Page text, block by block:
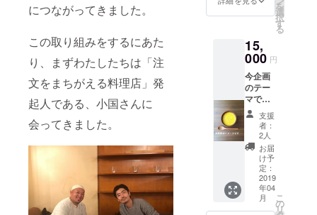
につながってきました。
この取り組みをするにあた
り、まずわたしたちは「注
文をまちがえる料理店」発
起人である、小国さんに
会ってきました。
が、貰
えるオ
ルTシャ
ツとピ
ンバッ
ジをお
送りい
たしま
す。
を
選
択
す
る
15,
000 円
今企画
のテー
マであ
る規格
外品を
無駄な
く使う
仕組み
に合わ
せて、
４月と7
月の規
格外品
支援
者：
2人
お届
け予
定：
2019
年04
月
こ
の
リ